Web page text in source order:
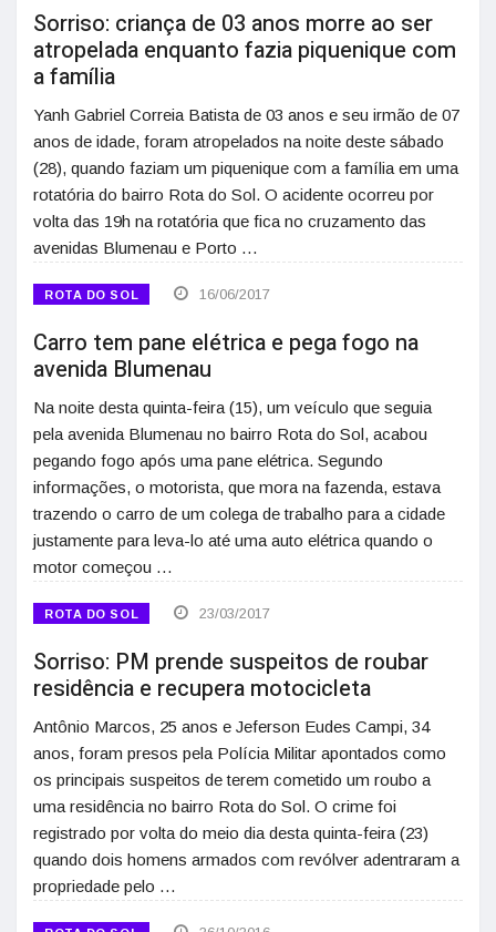
Sorriso: criança de 03 anos morre ao ser
atropelada enquanto fazia piquenique com
a família
Yanh Gabriel Correia Batista de 03 anos e seu irmão de 07
anos de idade, foram atropelados na noite deste sábado
(28), quando faziam um piquenique com a família em uma
rotatória do bairro Rota do Sol. O acidente ocorreu por
volta das 19h na rotatória que fica no cruzamento das
avenidas Blumenau e Porto …
ROTA DO SOL 16/06/2017
Carro tem pane elétrica e pega fogo na
avenida Blumenau
Na noite desta quinta-feira (15), um veículo que seguia
pela avenida Blumenau no bairro Rota do Sol, acabou
pegando fogo após uma pane elétrica. Segundo
informações, o motorista, que mora na fazenda, estava
trazendo o carro de um colega de trabalho para a cidade
justamente para leva-lo até uma auto elétrica quando o
motor começou …
ROTA DO SOL 23/03/2017
Sorriso: PM prende suspeitos de roubar
residência e recupera motocicleta
Antônio Marcos, 25 anos e Jeferson Eudes Campi, 34
anos, foram presos pela Polícia Militar apontados como
os principais suspeitos de terem cometido um roubo a
uma residência no bairro Rota do Sol. O crime foi
registrado por volta do meio dia desta quinta-feira (23)
quando dois homens armados com revólver adentraram a
propriedade pelo …